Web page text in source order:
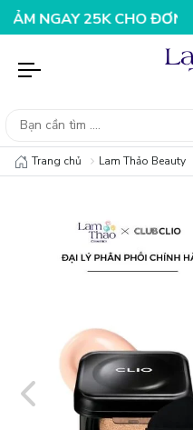
25K CHO ĐƠN HÀNG 99K
Trang chủ Lam Thảo Beauty